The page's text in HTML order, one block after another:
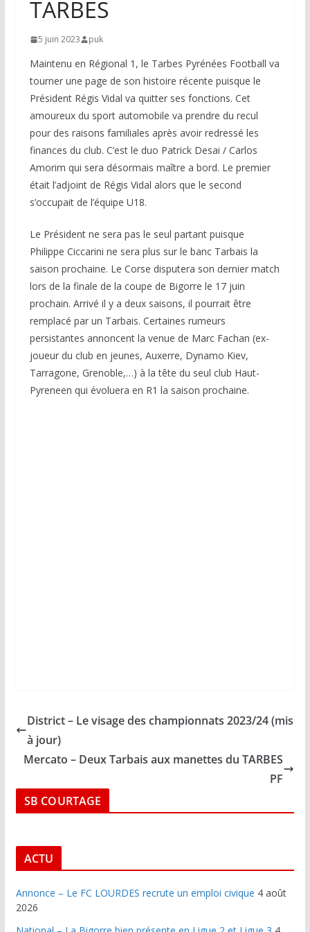
TARBES
5 juin 2023 puk
Maintenu en Régional 1, le Tarbes Pyrénées Football va
tourner une page de son histoire récente puisque le
Président Régis Vidal va quitter ses fonctions. Cet
amoureux du sport automobile va prendre du recul
pour des raisons familiales après avoir redressé les
finances du club. C’est le duo Patrick Desai / Carlos
Amorim qui sera désormais maître a bord. Le premier
était l’adjoint de Régis Vidal alors que le second
s’occupait de l’équipe U18.
Le Président ne sera pas le seul partant puisque
Philippe Ciccarini ne sera plus sur le banc Tarbais la
saison prochaine. Le Corse disputera son dernier match
lors de la finale de la coupe de Bigorre le 17 juin
prochain. Arrivé il y a deux saisons, il pourrait être
remplacé par un Tarbais. Certaines rumeurs
persistantes annoncent la venue de Marc Fachan (ex-
joueur du club en jeunes, Auxerre, Dynamo Kiev,
Tarragone, Grenoble,…) à la tête du seul club Haut-
Pyreneen qui évoluera en R1 la saison prochaine.
District – Le visage des championnats 2023/24 (mis
à jour)
Mercato – Deux Tarbais aux manettes du TARBES
PF
SB COURTAGE
ACTU
Annonce – Le FC LOURDES recrute un emploi civique 4 août
2026